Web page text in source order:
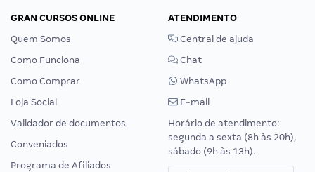
GRAN CURSOS ONLINE
Quem Somos
Como Funciona
Como Comprar
Loja Social
Validador de documentos
Conveniados
Programa de Afiliados
ATENDIMENTO
Central de ajuda
Chat
WhatsApp
E-mail
Horário de atendimento:
segunda a sexta (8h às 20h),
sábado (9h às 13h).